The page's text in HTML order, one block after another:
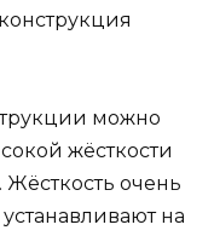
можно
жёсткости
очень
на